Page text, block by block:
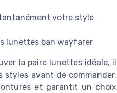
votre style
lunettes ban wayfarer
la paire lunettes idéale, il
avant de commander.
et garantit un choix